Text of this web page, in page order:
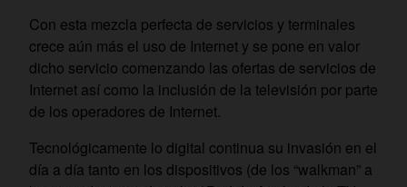
Con esta mezcla perfecta de servicios y terminales
crece aún más el uso de Internet y se pone en valor
dicho servicio comenzando las ofertas de servicios de
Internet así como la inclusión de la televisión por parte
de los operadores de Internet.
Tecnológicamente lo digital continua su invasión en el
día a día tanto en los dispositivos (de los “walkman” a